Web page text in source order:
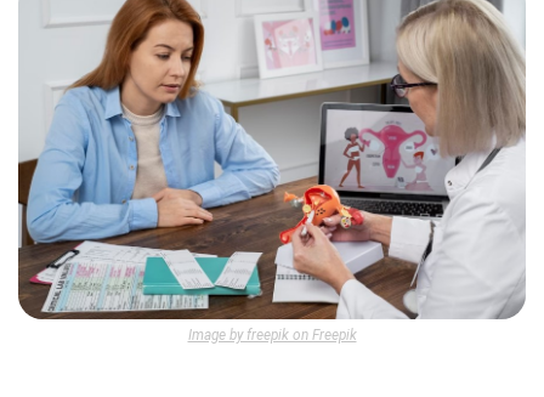
Image by freepik on Freepik